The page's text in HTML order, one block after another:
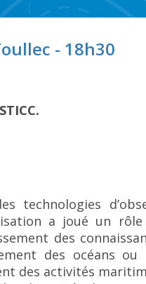
- 18h30
technologies
a joué un rôle
des
des océans ou
des activités